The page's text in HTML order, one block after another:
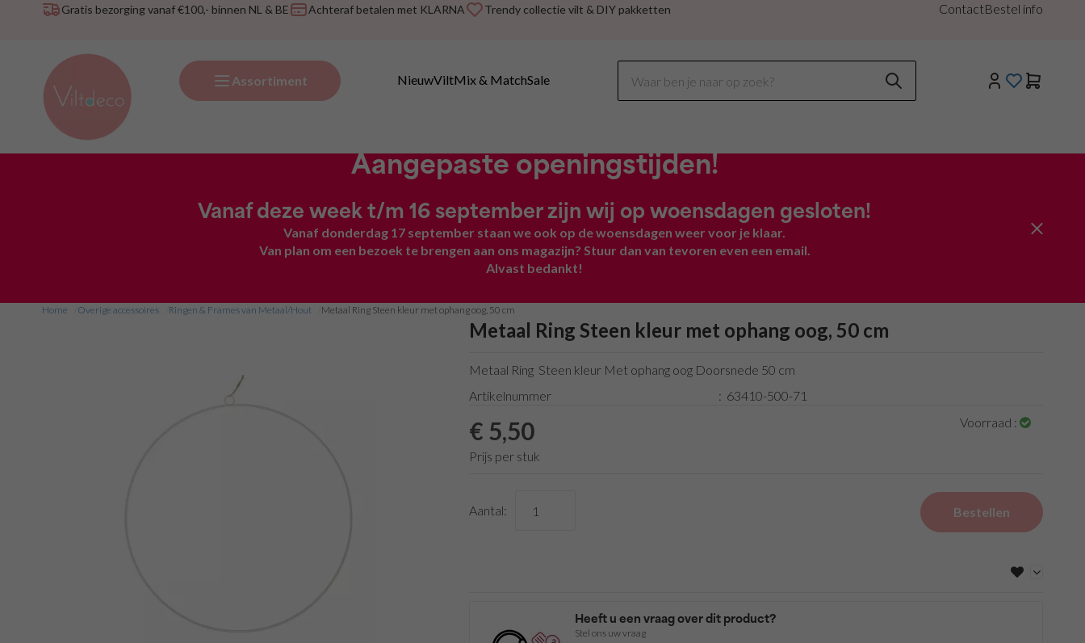
Gratis bezorging vanaf €100,- binnen NL & BE Achteraf betalen met KLARNA Trendy collectie vilt & DIY pakketten ContactBestel info
Assortiment NieuwViltMix & MatchSale
Aangepaste openingstijden!​​​​​​
Vanaf deze week t/m 16 september zijn wij op woensdagen gesloten!
Vanaf donderdag 17 september staan we ook op de woensdagen weer voor je klaar.
Van plan om een bezoek te brengen aan ons magazijn? Stuur dan van tevoren even een email.
Alvast bedankt!
Home Overige accessoires Ringen & Frames van Metaal/Hout Metaal Ring Steen kleur met ophang oog, 50 cm
Metaal Ring Steen kleur met ophang oog, 50 cm
Metaal Ring Steen kleur Met ophang oog Doorsnede 50 cm
Artikelnummer
: 63410-500-71
€ 5,50
Prijs per stuk
Voorraad :
Aantal: Bestellen
Heeft u een vraag over dit product?
Stel ons uw vraag